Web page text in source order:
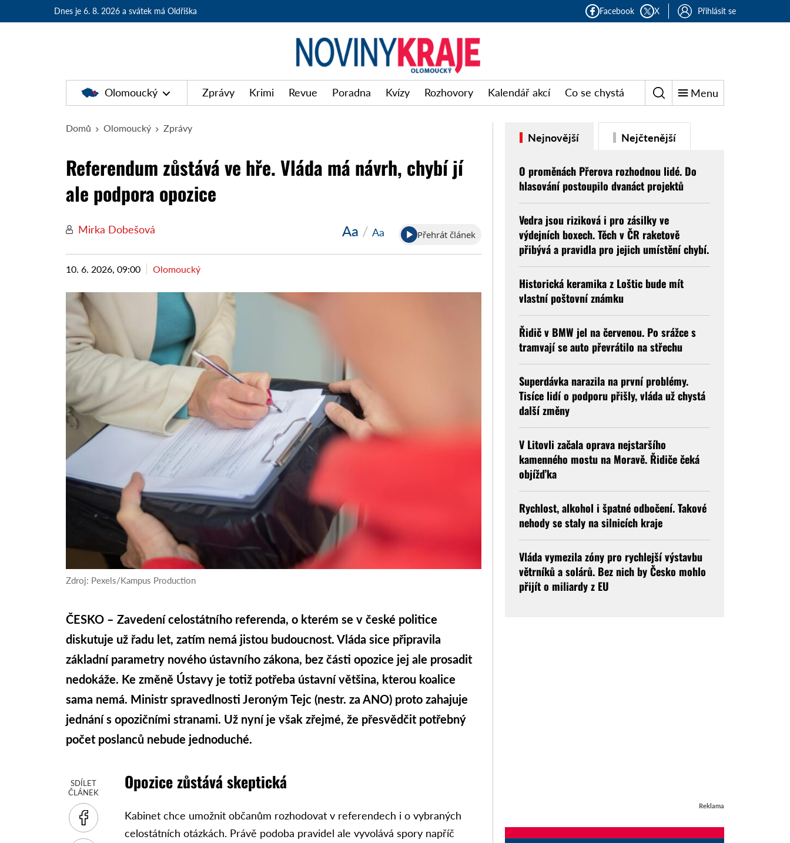
Dnes je 6. 8. 2026 a svátek má Oldřiška Facebook X Přihlásit se
Olomoucký Zprávy Krimi Revue Poradna Kvízy Rozhovory Kalendář akcí Co se chystá Menu
Domů Olomoucký Zprávy
Referendum zůstává ve hře. Vláda má návrh, chybí jí
ale podpora opozice
Mirka Dobešová Aa / Aa Přehrát článek
10. 6. 2026, 09:00 Olomoucký
Zdroj: Pexels/Kampus Production
ČESKO – Zavedení celostátního referenda, o kterém se v české politice
diskutuje už řadu let, zatím nemá jistou budoucnost. Vláda sice připravila
základní parametry nového ústavního zákona, bez části opozice jej ale prosadit
nedokáže. Ke změně Ústavy je totiž potřeba ústavní většina, kterou koalice
sama nemá. Ministr spravedlnosti Jeroným Tejc (nestr. za ANO) proto zahajuje
jednání s opozičními stranami. Už nyní je však zřejmé, že přesvědčit potřebný
počet poslanců nebude jednoduché.
SDÍLET
ČLÁNEK
Opozice zůstává skeptická
Kabinet chce umožnit občanům rozhodovat v referendech i o vybraných
celostátních otázkách. Právě podoba pravidel ale vyvolává spory napříč
Nejnovější Nejčtenější
O proměnách Přerova rozhodnou lidé. Do
hlasování postoupilo dvanáct projektů
Vedra jsou riziková i pro zásilky ve
výdejních boxech. Těch v ČR raketově
přibývá a pravidla pro jejich umístění chybí.
Historická keramika z Loštic bude mít
vlastní poštovní známku
Řidič v BMW jel na červenou. Po srážce s
tramvají se auto převrátilo na střechu
Superdávka narazila na první problémy.
Tisíce lidí o podporu přišly, vláda už chystá
další změny
V Litovli začala oprava nejstaršího
kamenného mostu na Moravě. Řidiče čeká
objížďka
Rychlost, alkohol i špatné odbočení. Takové
nehody se staly na silnicích kraje
Vláda vymezila zóny pro rychlejší výstavbu
větrníků a solárů. Bez nich by Česko mohlo
přijít o miliardy z EU
Reklama